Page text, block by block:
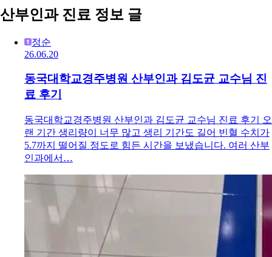
산부인과 진료 정보 글
정순
26.06.20
동국대학교경주병원 산부인과 김도균 교수님 진
료 후기
동국대학교경주병원 산부인과 김도균 교수님 진료 후기 오
랜 기간 생리량이 너무 많고 생리 기간도 길어 빈혈 수치가
5.7까지 떨어질 정도로 힘든 시간을 보냈습니다. 여러 산부
인과에서…